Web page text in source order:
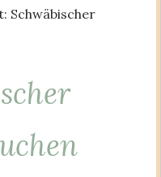
Schwäbischer